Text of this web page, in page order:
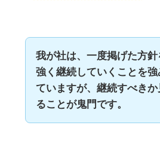
我が社は、一度掲げた方
強く継続していくことを強
ていますが、継続すべき
ることが鬼門です。